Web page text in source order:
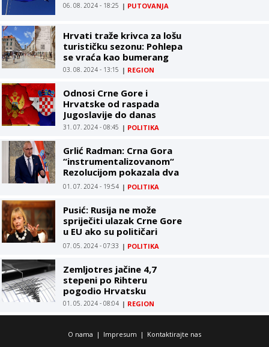
06. 08. 2024 - 18:25 | PUTOVANJA
Hrvati traže krivca za lošu
turističku sezonu: Pohlepa
se vraća kao bumerang
03. 08. 2024 - 13:15 | REGION
Odnosi Crne Gore i
Hrvatske od raspada
Jugoslavije do danas
31. 07. 2024 - 08:45 | POLITIKA
Grlić Radman: Crna Gora
“instrumentalizovanom“
Rezolucijom pokazala dva
lica
01. 07. 2024 - 19:54 | POLITIKA
Pusić: Rusija ne može
spriječiti ulazak Crne Gore
u EU ako su političari
posvećeni tom cilju
07. 05. 2024 - 07:33 | POLITIKA
Zemljotres jačine 4,7
stepeni po Rihteru
pogodio Hrvatsku
01. 05. 2024 - 08:04 | REGION
O nama | Impresum | Kontaktirajte nas